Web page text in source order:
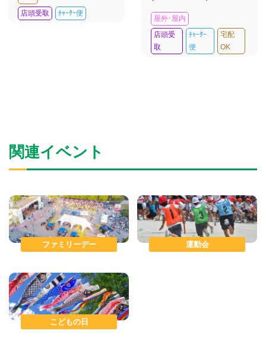
店頭受取
ﾁｬｰﾀｰ便
屋外･屋内
店頭受
取
ﾁｬｰﾀｰ
便
宅配
OK
関連イベント
ファミリーデー 運動会
こどもの日